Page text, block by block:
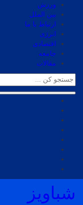
ورزش
بین الملل
ارتباط با ما
انرژی
اقتصادی
جامعه
مقالات
شباویز